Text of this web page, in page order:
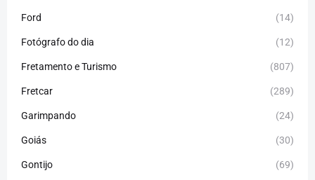
Ford (14)
Fotógrafo do dia (12)
Fretamento e Turismo (807)
Fretcar (289)
Garimpando (24)
Goiás (30)
Gontijo (69)